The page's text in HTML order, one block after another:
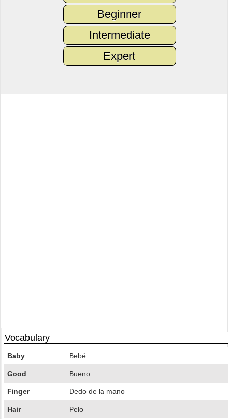
Beginner
Intermediate
Expert
Vocabulary
Baby Bebé
Good Bueno
Finger Dedo de la mano
Hair Pelo